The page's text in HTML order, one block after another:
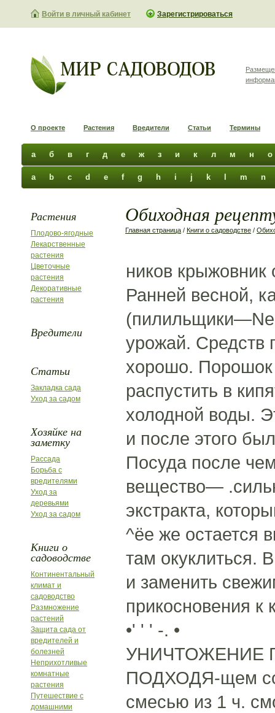
Войти в личный кабинет Зарегистрироваться
О проекте Растения Вредители Статьи Термины
а б в г д е ж з и к л м н о
a b c d e f g h i j k m n
Растения
Плодово-ягодные
Лекарственные
растения
Цветочные
растения
Декоративные
растения
Вредители
Статьи
Закладка сада
Уход за садом
Хозяйке на
заметку
Рассада
Борьба с
вредителями
Уход за
деревьями
Уход за садом
Книги о
садоводстве
Континентальный
климат и
садоводство
Размножение
растений
Защита сада от
вредителей и
болезней
Неприхотливые
комнатные
растения
Путешествие с
домашними
Обиходная
Главная страница / Книги о садоводстве /
ников крыжовник
Ранней весной,
урожай. Средств
хорошо. Порошок
распустить в
холодной воды.
и после этого
Посуда после
вещество—
экстракта,
^ёе же остается
там окуклиться.
и заменить
прикосновения к
•' ' ' -. •
УНИЧТОЖЕНИЕ
ПОДХОДЯ-щем
смесью из 1 ч.